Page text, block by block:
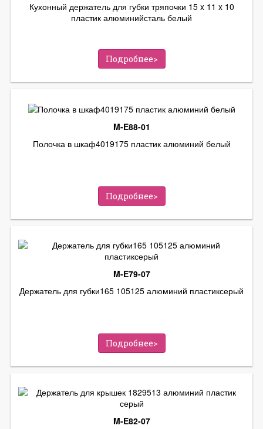
Кухонный держатель для губки тряпочки 15 x 11 x 10
пластик алюминийсталь белый
Подробнее>
M-E88-01
Полочка в шкаф4019175 пластик алюминий белый
Подробнее>
M-E79-07
Держатель для губки165 105125 алюминий пластиксерый
Подробнее>
M-E82-07